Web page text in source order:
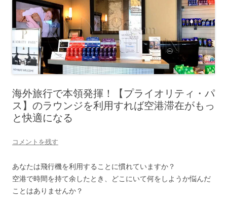
海外旅行で本領発揮！【プライオリティ・パ
ス】のラウンジを利用すれば空港滞在がもっ
と快適になる
コメントを残す
あなたは飛行機を利用することに慣れていますか？
空港で時間を持て余したとき、どこにいて何をしようか悩んだ
ことはありませんか？